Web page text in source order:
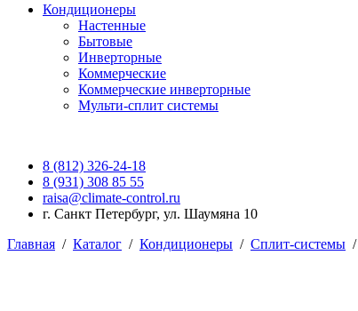
Кондиционеры
Настенные
Бытовые
Инверторные
Коммерческие
Коммерческие инверторные
Мульти-сплит системы
8 (812) 326-24-18
8 (931) 308 85 55
raisa@climate-control.ru
г. Санкт Петербург, ул. Шаумяна 10
Главная / Каталог / Кондиционеры / Сплит-системы /